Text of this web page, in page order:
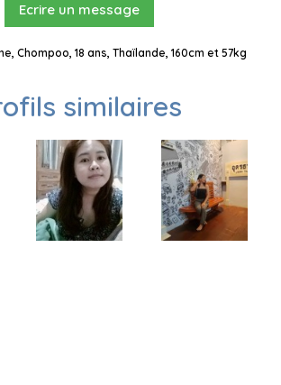
Ecrire un message
Chompoo, 18 ans, Thaïlande, 160cm et 57kg
similaires